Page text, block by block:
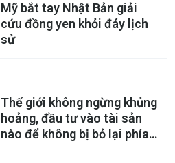
Mỹ bắt tay Nhật Bản giải
cứu đồng yen khỏi đáy lịch
sử
Thế giới không ngừng khủng
hoảng, đầu tư vào tài sản
nào để không bị bỏ lại phía